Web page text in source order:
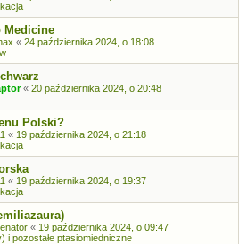
Medicine
« 24 października 2024, o 18:08
« 20 października 2024, o 20:48
Polski?
« 19 października 2024, o 21:18
« 19 października 2024, o 19:37
« 19 października 2024, o 09:47
i pozostałe ptasiomiedniczne